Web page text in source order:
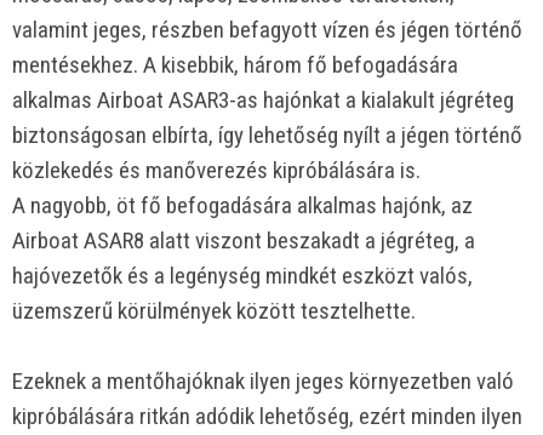
valamint jeges, részben befagyott vízen és jégen történő
mentésekhez. A kisebbik, három fő befogadására
alkalmas Airboat ASAR3-as hajónkat a kialakult jégréteg
biztonságosan elbírta, így lehetőség nyílt a jégen történő
közlekedés és manőverezés kipróbálására is.
A nagyobb, öt fő befogadására alkalmas hajónk, az
Airboat ASAR8 alatt viszont beszakadt a jégréteg, a
hajóvezetők és a legénység mindkét eszközt valós,
üzemszerű körülmények között tesztelhette.
Ezeknek a mentőhajóknak ilyen jeges környezetben való
kipróbálására ritkán adódik lehetőség, ezért minden ilyen